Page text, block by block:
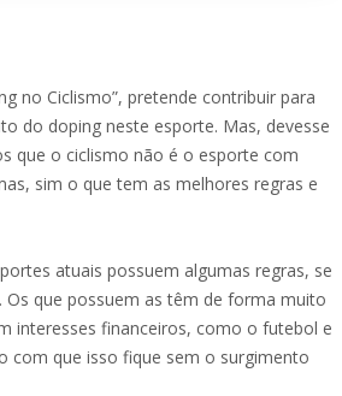
no Ciclismo”, pretende contribuir para
do doping neste esporte. Mas, devesse
que o ciclismo não é o esporte com
sim o que tem as melhores regras e
atuais possuem algumas regras, se
Os que possuem as têm de forma muito
interesses financeiros, como o futebol e
com que isso fique sem o surgimento